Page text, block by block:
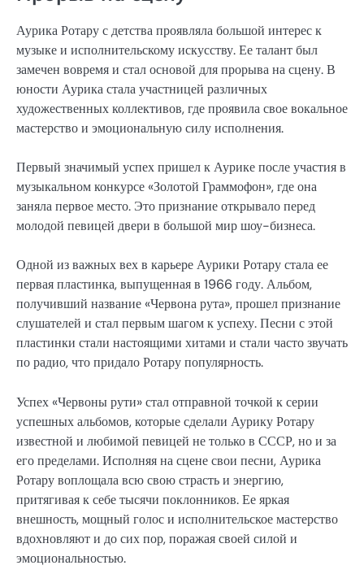
Аурика Ротару с детства проявляла большой интерес к
музыке и исполнительскому искусству. Ее талант был
замечен вовремя и стал основой для прорыва на сцену. В
юности Аурика стала участницей различных
художественных коллективов, где проявила свое вокальное
мастерство и эмоциональную силу исполнения.
Первый значимый успех пришел к Аурике после участия в
музыкальном конкурсе «Золотой Граммофон», где она
заняла первое место. Это признание открывало перед
молодой певицей двери в большой мир шоу-бизнеса.
Одной из важных вех в карьере Аурики Ротару стала ее
первая пластинка, выпущенная в 1966 году. Альбом,
получивший название «Червона рута», прошел признание
слушателей и стал первым шагом к успеху. Песни с этой
пластинки стали настоящими хитами и стали часто звучать
по радио, что придало Ротару популярность.
Успех «Червоны рути» стал отправной точкой к серии
успешных альбомов, которые сделали Аурику Ротару
известной и любимой певицей не только в СССР, но и за
его пределами. Исполняя на сцене свои песни, Аурика
Ротару воплощала всю свою страсть и энергию,
притягивая к себе тысячи поклонников. Ее яркая
внешность, мощный голос и исполнительское мастерство
вдохновляют и до сих пор, поражая своей силой и
эмоциональностью.